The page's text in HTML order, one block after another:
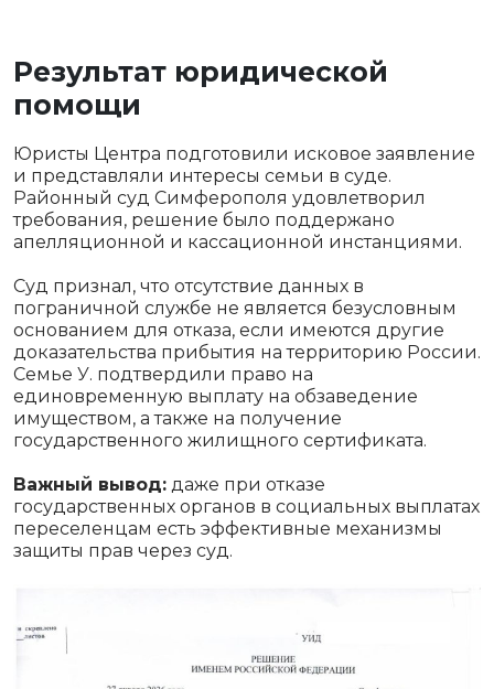
Результат юридической
помощи
Юристы Центра подготовили исковое заявление
и представляли интересы семьи в суде.
Районный суд Симферополя удовлетворил
требования, решение было поддержано
апелляционной и кассационной инстанциями.
Суд признал, что отсутствие данных в
пограничной службе не является безусловным
основанием для отказа, если имеются другие
доказательства прибытия на территорию России.
Семье У. подтвердили право на
единовременную выплату на обзаведение
имуществом, а также на получение
государственного жилищного сертификата.
Важный вывод: даже при отказе
государственных органов в социальных выплатах
переселенцам есть эффективные механизмы
защиты прав через суд.